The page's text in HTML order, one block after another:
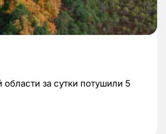
за сутки потушили 5